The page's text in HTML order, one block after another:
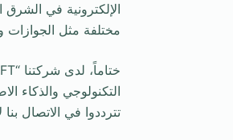
الإلكترونية في
مختلفة مثل الجوازات
التكنولوجي والذكاء
تترددوا في الاتصال